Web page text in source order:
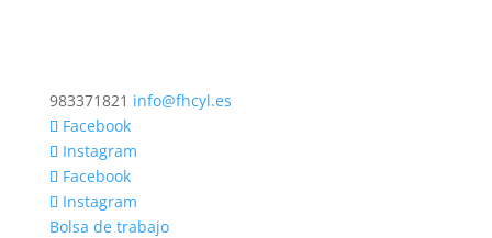
983371821 info@fhcyl.es
Facebook
Instagram
Facebook
Instagram
Bolsa de trabajo